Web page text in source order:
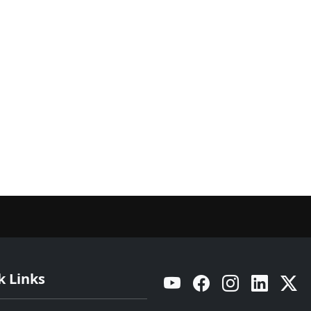
Links YouTube Facebook Instagram